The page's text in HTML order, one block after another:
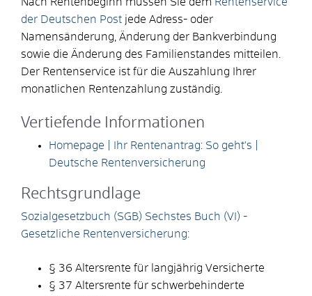
der Deutschen Post jede Adress- oder
Namensänderung, Änderung der Bankverbindung
sowie die Änderung des Familienstandes mitteilen.
Der Rentenservice ist für die Auszahlung Ihrer
monatlichen Rentenzahlung zuständig.
Vertiefende Informationen
Homepage | Ihr Rentenantrag: So geht's |
Deutsche Rentenversicherung
Rechtsgrundlage
Sozialgesetzbuch (SGB) Sechstes Buch (VI) -
Gesetzliche Rentenversicherung:
§ 36 Altersrente für langjährig Versicherte
§ 37 Altersrente für schwerbehinderte